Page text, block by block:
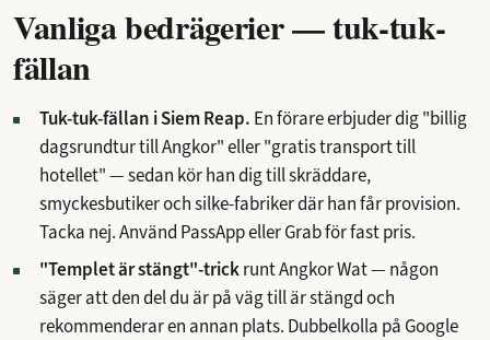
Vanliga bedrägerier — tuk-tuk-
fällan
Tuk-tuk-fällan i Siem Reap. En förare erbjuder dig "billig
dagsrundtur till Angkor" eller "gratis transport till
hotellet" — sedan kör han dig till skräddare,
smyckesbutiker och silke-fabriker där han får provision.
Tacka nej. Använd PassApp eller Grab för fast pris.
"Templet är stängt"-trickrunt Angkor Wat — någon
säger att den del du är på väg till är stängd och
rekommenderar en annan plats. Dubbelkolla på Google